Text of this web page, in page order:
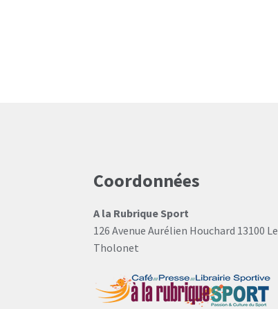
Coordonnées
A la Rubrique Sport
126 Avenue Aurélien Houchard 13100 Le
Tholonet